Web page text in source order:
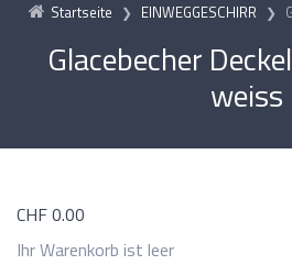
Startseite EINWEGGESCHIRR
Glacebecher
weiss
CHF0.00
Ihr Warenkorb ist leer